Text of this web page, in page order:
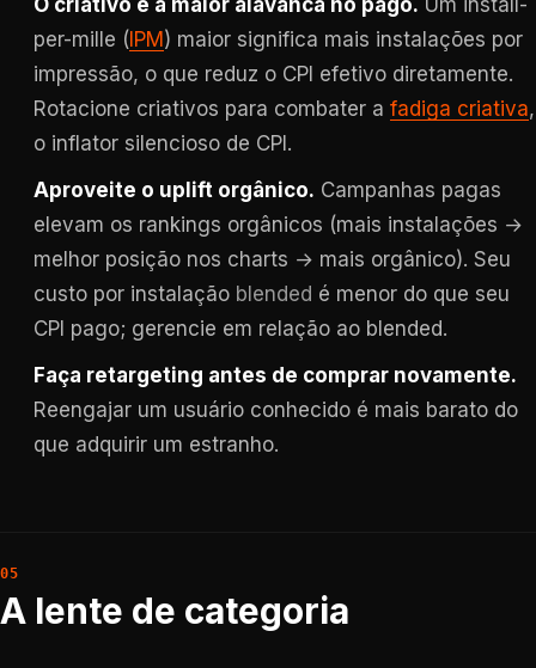
O criativo é a maior alavanca no pago. Um install-
per-mille ( IPM ) maior significa mais instalações por
impressão, o que reduz o CPI efetivo diretamente.
Rotacione criativos para combater a fadiga criativa,
o inflator silencioso de CPI.
Aproveite o uplift orgânico. Campanhas pagas
elevam os rankings orgânicos (mais instalações →
melhor posição nos charts → mais orgânico). Seu
custo por instalação blended é menor do que seu
CPI pago; gerencie em relação ao blended.
Faça retargeting antes de comprar novamente.
Reengajar um usuário conhecido é mais barato do
que adquirir um estranho.
A lente de categoria